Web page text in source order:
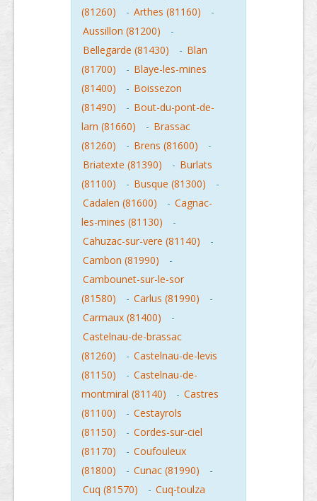
(81260)
- Arthes (81160)
-
Aussillon (81200)
-
Bellegarde (81430)
- Blan
(81700)
- Blaye-les-mines
(81400)
- Boissezon
(81490)
- Bout-du-pont-de-
larn (81660)
- Brassac
(81260)
- Brens (81600)
-
Briatexte (81390)
- Burlats
(81100)
- Busque (81300)
-
Cadalen (81600)
- Cagnac-
les-mines (81130)
-
Cahuzac-sur-vere (81140)
-
Cambon (81990)
-
Cambounet-sur-le-sor
(81580)
- Carlus (81990)
-
Carmaux (81400)
-
Castelnau-de-brassac
(81260)
- Castelnau-de-levis
(81150)
- Castelnau-de-
montmiral (81140)
- Castres
(81100)
- Cestayrols
(81150)
- Cordes-sur-ciel
(81170)
- Coufouleux
(81800)
- Cunac (81990)
-
Cuq (81570)
- Cuq-toulza